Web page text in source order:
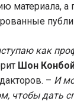
материала, а
как
Шон
– И
чтобы дать